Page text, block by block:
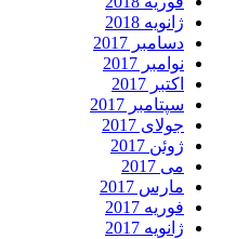
ژانویه 2018
دسامبر 2017
نوامبر 2017
اکتبر 2017
سپتامبر 2017
جولای 2017
ژوئن 2017
می 2017
مارس 2017
فوریه 2017
ژانویه 2017